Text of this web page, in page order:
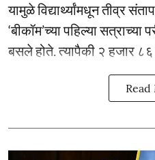
यामुळे विद्यार्थ्यांमधून तीव्र
‘बीकॉम’च्या पहिल्या सत्राच्या
बसले होते. त्यापैकी २ हजार ८६